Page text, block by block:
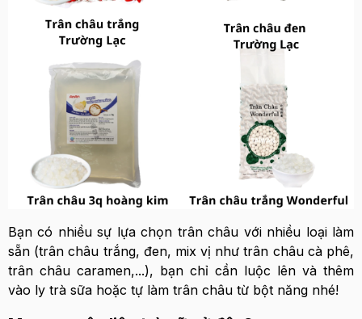
Bạn có nhiều sự lựa chọn trân châu với nhiều loại làm
sẵn (trân châu trắng, đen, mix vị như trân châu cà phê,
trân châu caramen,...), bạn chỉ cần luộc lên và thêm
vào ly trà sữa hoặc tự làm trân châu từ bột năng nhé!